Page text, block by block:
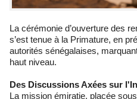
La cérémonie d’ouverture des rencontres Sénégal – Émirats
s’est tenue à la Primature, en
autorités sénégalaises,
haut niveau.
Des Discussions Axées sur
La mission émiratie, placée